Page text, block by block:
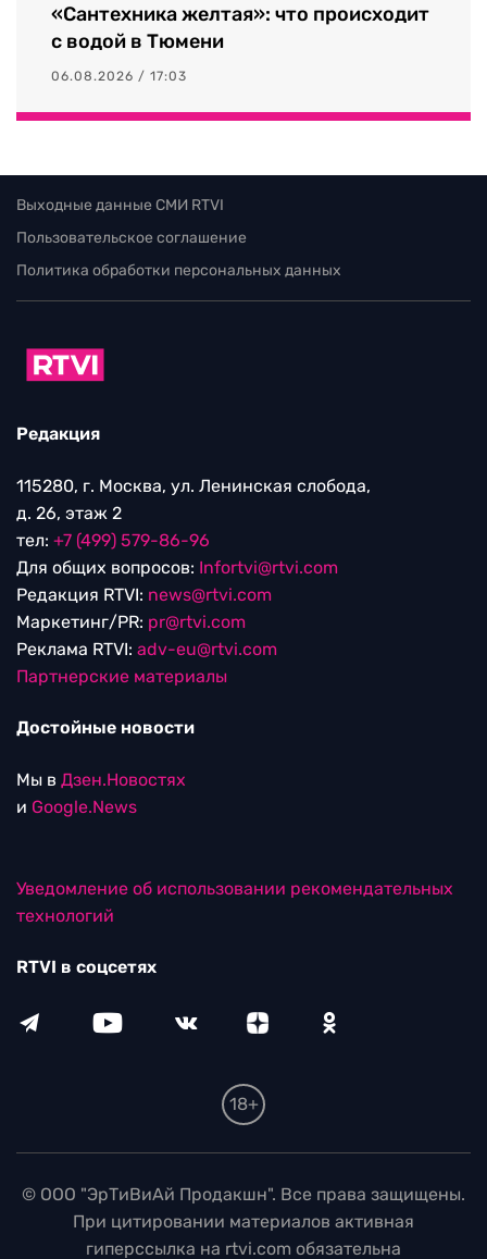
«Сантехника желтая»: что происходит
с водой в Тюмени
06.08.2026 / 17:03
Выходные данные СМИ RTVI
Пользовательское соглашение
Политика обработки персональных данных
Редакция
115280, г. Москва, ул. Ленинская слобода,
д. 26, этаж 2
тел: +7 (499) 579-86-96
Для общих вопросов: Infortvi@rtvi.com
Редакция RTVI: news@rtvi.com
Маркетинг/PR: pr@rtvi.com
Реклама RTVI: adv-eu@rtvi.com
Партнерские материалы
Достойные новости
Мы в Дзен.Новостях
и Google.News
Уведомление об использовании рекомендательных
технологий
RTVI в соцсетях
18+
© ООО "ЭрТиВиАй Продакшн". Все права защищены.
При цитировании материалов активная
гиперссылка на rtvi.com обязательна